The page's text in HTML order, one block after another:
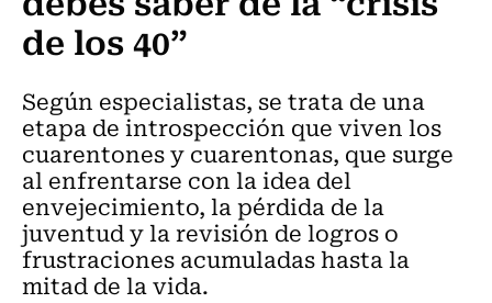
de los 40”
Según especialistas, se trata de una
etapa de introspección que viven los
cuarentones y cuarentonas, que surge
al enfrentarse con la idea del
envejecimiento, la pérdida de la
juventud y la revisión de logros o
frustraciones acumuladas hasta la
mitad de la vida.